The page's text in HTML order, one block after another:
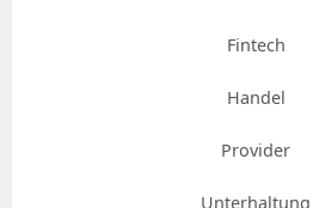
Fintech
Handel
Provider
Unterhaltung